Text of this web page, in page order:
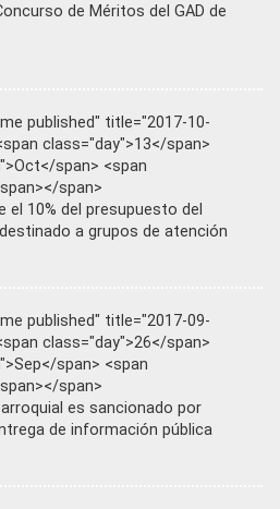
de Méritos del GAD de
published" title="2017-10-
class="day">13</span>
span> <span
span>
el 10% del presupuesto del
a grupos de atención
published" title="2017-09-
class="day">26</span>
span> <span
span>
es sancionado por
de información pública